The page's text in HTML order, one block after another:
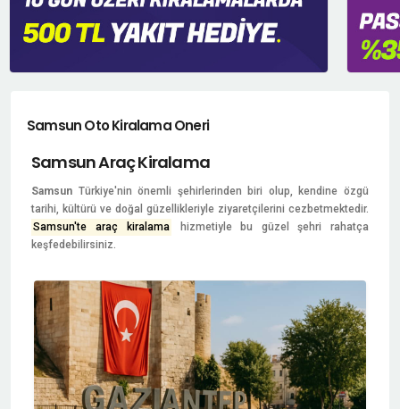
Samsun Oto Kiralama Oneri
Samsun Araç Kiralama
Samsun Türkiye'nin önemli şehirlerinden biri olup, kendine özgü
tarihi, kültürü ve doğal güzellikleriyle ziyaretçilerini cezbetmektedir.
Samsun'te araç kiralama
hizmetiyle bu güzel şehri rahatça
keşfedebilirsiniz.